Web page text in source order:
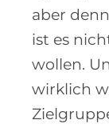
aber
ist es
wollen.
wirklich